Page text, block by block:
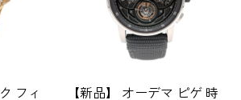
フィ
【新品】 オーデマ ピゲ 時